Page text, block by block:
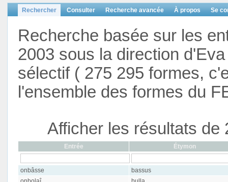
Rechercher Consulter Recherche avancée À propos Se
Recherche basée sur les
2003 sous la direction
sélectif ( 275 295 formes,
l'ensemble des formes du
Afficher les résultats de
Entrée Étymon
onbâsse
bassus